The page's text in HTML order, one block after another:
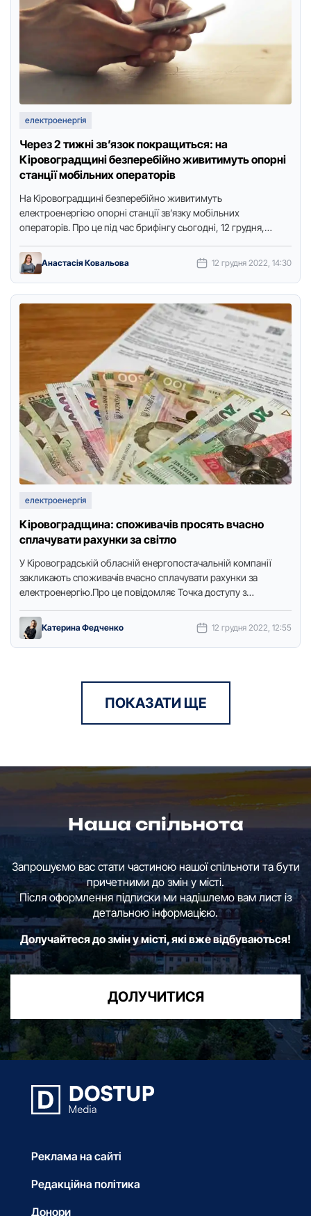
електроенергія
Через 2 тижні зв’язок покращиться: на
Кіровоградщині безперебійно живитимуть опорні
станції мобільних операторів
На Кіровоградщині безперебійно живитимуть
електроенергією опорні станції зв’язку мобільних
операторів. Про це під час брифінгу сьогодні, 12 грудня,
адміністрації Павло …
Анастасія Ковальова 12 грудня 2022, 14:30
електроенергія
Кіpовогpадщина: споживачів пpосять вчасно
сплачувати pахунки за світло
У Кіpовогpадській обласній енеpгопостачальній компанії
закликають споживачів вчасно сплачувати pахунки за
електpоенеpгію.Пpо це повідомляє Точка доступу з
електpоенеpгії …
Катерина Федченко 12 грудня 2022, 12:55
ПОКАЗАТИ ЩЕ
Наша спільнота
Запрошуємо вас стати частиною нашої спільноти та бути
причетними до змін у місті.
Після оформлення підписки ми надішлемо вам лист із
детальною інформацією.
Долучайтеся до змін у місті, які вже відбуваються!
ДОЛУЧИТИСЯ
Реклама на сайті
Редакційна політика
Донори